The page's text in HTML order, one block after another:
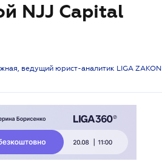
NJJ Capital
ведущий юрист-аналитик LIGA ZAKON